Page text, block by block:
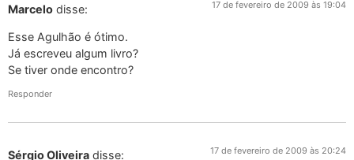
Marcelo disse: 17 de fevereiro de 2009 às 19:04
Esse Agulhão é ótimo.
Já escreveu algum livro?
Se tiver onde encontro?
Responder
Sérgio Oliveira disse: 17 de fevereiro de 2009 às 20:24